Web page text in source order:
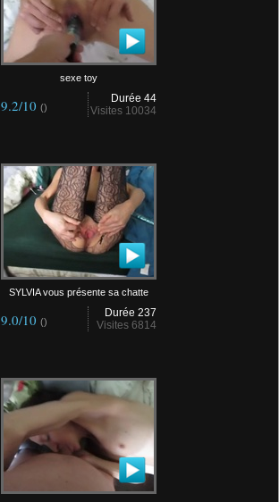
sexe toy
Durée 44
Visites 10034
9.2/10 ()
SYLVIA vous présente sa chatte
Durée 237
Visites 6814
9.0/10 ()